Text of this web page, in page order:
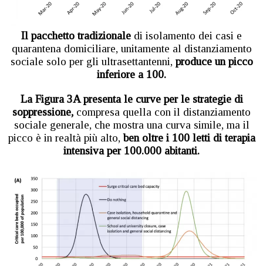
Il pacchetto tradizionale di isolamento dei casi e
quarantena domiciliare, unitamente al distanziamento
sociale solo per gli ultrasettantenni, produce un picco
inferiore a 100.
La Figura 3A presenta le curve per le strategie di
soppressione, compresa quella con il distanziamento
sociale generale, che mostra una curva simile, ma il
picco è in realtà più alto,ben oltre i 100 letti di terapia
intensiva per 100.000 abitanti.